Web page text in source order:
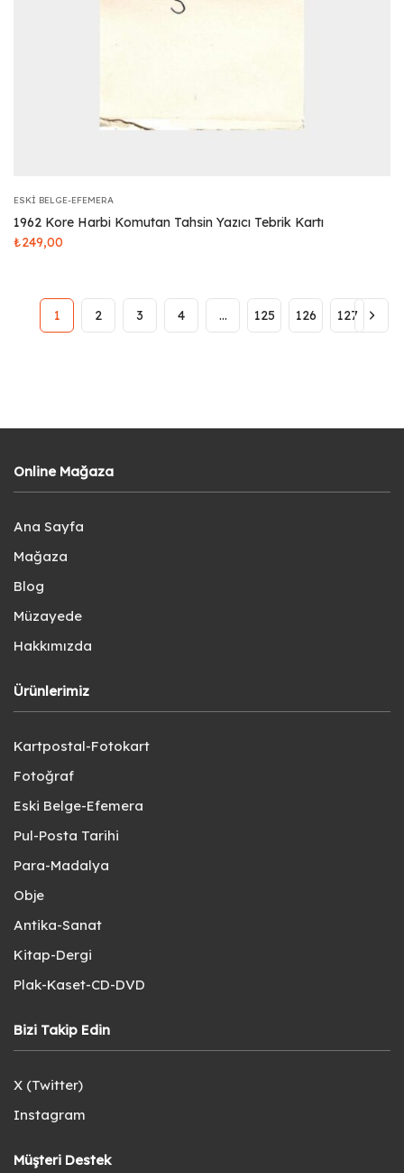
ESKI BELGE-EFEMERA
1962 Kore Harbi Komutan Tahsin Yazıcı Tebrik Kartı
₺249,00
1 2 3 4 … 125 126 127
Online Mağaza
Ana Sayfa
Mağaza
Blog
Müzayede
Hakkımızda
Ürünlerimiz
Kartpostal-Fotokart
Fotoğraf
Eski Belge-Efemera
Pul-Posta Tarihi
Para-Madalya
Obje
Antika-Sanat
Kitap-Dergi
Plak-Kaset-CD-DVD
Bizi Takip Edin
X (Twitter)
Instagram
Müşteri Destek